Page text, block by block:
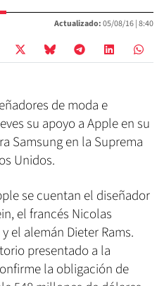
Actualizado:05/08/16 |8:40
de moda e
su apoyo a Apple en su
Samsung en la Suprema
Unidos.
se cuentan el diseñador
el francés Nicolas
el alemán Dieter Rams.
presentado a la
la obligación de